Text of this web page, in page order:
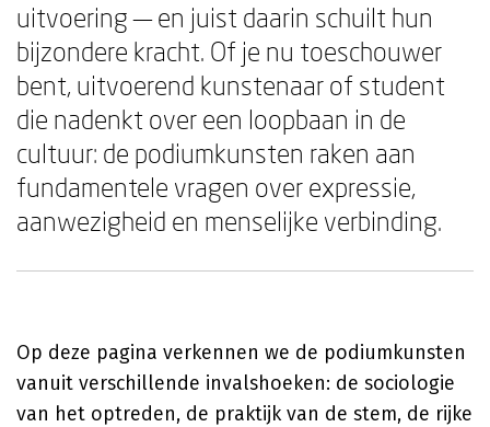
uitvoering — en juist daarin schuilt hun
bijzondere kracht. Of je nu toeschouwer
bent, uitvoerend kunstenaar of student
die nadenkt over een loopbaan in de
cultuur: de podiumkunsten raken aan
fundamentele vragen over expressie,
aanwezigheid en menselijke verbinding.
Op deze pagina verkennen we de podiumkunsten
vanuit verschillende invalshoeken: de sociologie
van het optreden, de praktijk van de stem, de rijke